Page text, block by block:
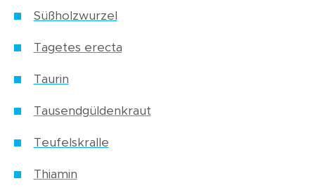
Süßholzwurzel
Tagetes erecta
Taurin
Tausendgüldenkraut
Teufelskralle
Thiamin